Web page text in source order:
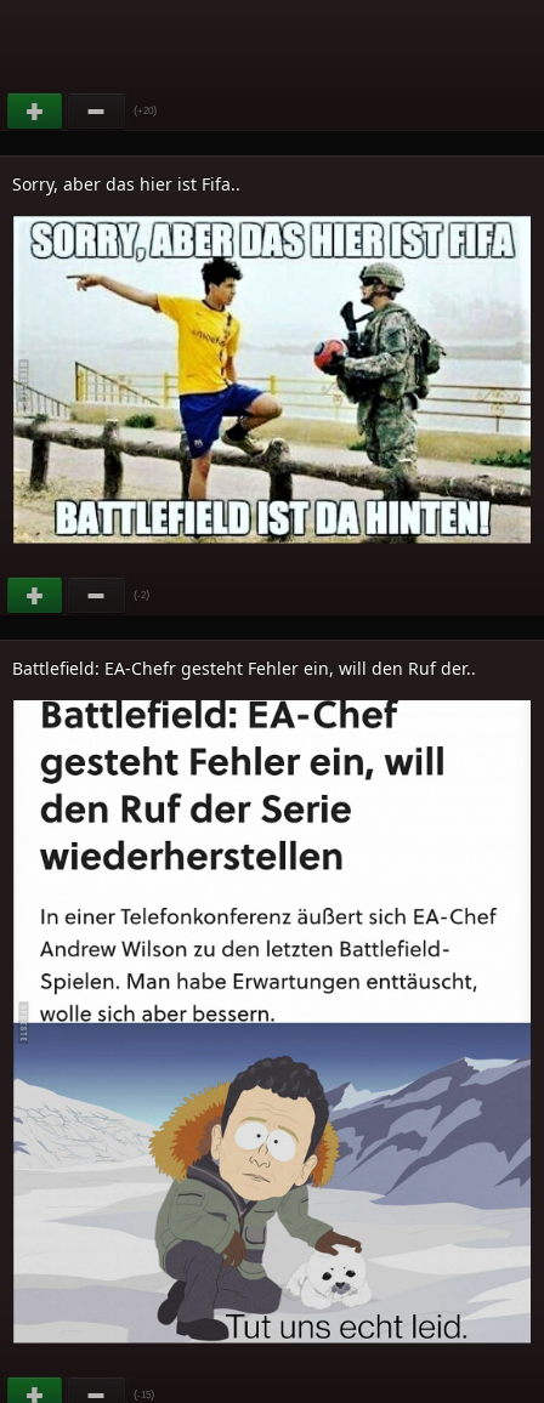
(+20)
Sorry, aber das hier ist Fifa..
(-2)
Battlefield: EA-Chefr gesteht Fehler ein, will den Ruf der..
(-15)